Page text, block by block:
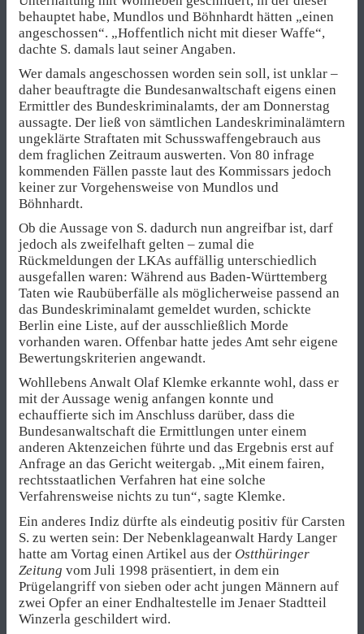
behauptet habe, Mundlos und Böhnhardt hätten „einen
angeschossen“. „Hoffentlich nicht mit dieser Waffe“,
dachte S. damals laut seiner Angaben.
Wer damals angeschossen worden sein soll, ist unklar –
daher beauftragte die Bundesanwaltschaft eigens einen
Ermittler des Bundeskriminalamts, der am Donnerstag
aussagte. Der ließ von sämtlichen Landeskriminalämtern
ungeklärte Straftaten mit Schusswaffengebrauch aus
dem fraglichen Zeitraum auswerten. Von 80 infrage
kommenden Fällen passte laut des Kommissars jedoch
keiner zur Vorgehensweise von Mundlos und
Böhnhardt.
Ob die Aussage von S. dadurch nun angreifbar ist, darf
jedoch als zweifelhaft gelten – zumal die
Rückmeldungen der LKAs auffällig unterschiedlich
ausgefallen waren: Während aus Baden-Württemberg
Taten wie Raubüberfälle als möglicherweise passend an
das Bundeskriminalamt gemeldet wurden, schickte
Berlin eine Liste, auf der ausschließlich Morde
vorhanden waren. Offenbar hatte jedes Amt sehr eigene
Bewertungskriterien angewandt.
Wohllebens Anwalt Olaf Klemke erkannte wohl, dass er
mit der Aussage wenig anfangen konnte und
echauffierte sich im Anschluss darüber, dass die
Bundesanwaltschaft die Ermittlungen unter einem
anderen Aktenzeichen führte und das Ergebnis erst auf
Anfrage an das Gericht weitergab. „Mit einem fairen,
rechtsstaatlichen Verfahren hat eine solche
Verfahrensweise nichts zu tun“, sagte Klemke.
Ein anderes Indiz dürfte als eindeutig positiv für Carsten
S. zu werten sein: Der Nebenklageanwalt Hardy Langer
hatte am Vortag einen Artikel aus der Ostthüringer
Zeitung vom Juli 1998 präsentiert, in dem ein
Prügelangriff von sieben oder acht jungen Männern auf
zwei Opfer an einer Endhaltestelle im Jenaer Stadtteil
Winzerla geschildert wird.